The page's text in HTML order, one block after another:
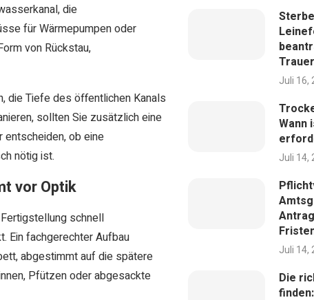
die
für Wärmepumpen oder
von Rückstau,
die Tiefe des öffentlichen Kanals
sollten Sie zusätzlich eine
ob eine
nötig ist.
vor Optik
schnell
Ein fachgerechter Aufbau
abgestimmt auf die spätere
Pfützen oder abgesackte
Juli 16,
Wann
Juli 14,
Juli 14,
Die